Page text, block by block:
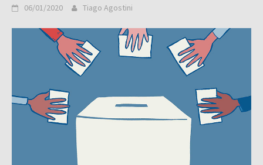
06/01/2020 Tiago Agostini